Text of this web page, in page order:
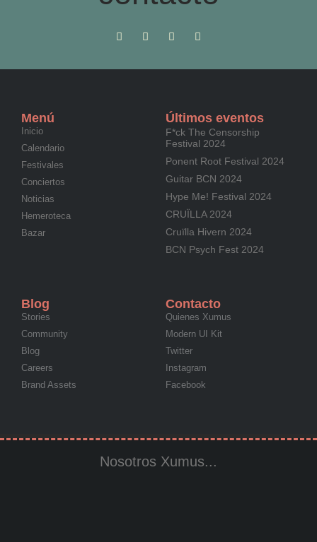
Menú
Inicio
Calendario
Festivales
Conciertos
Noticias
Hemeroteca
Bazar
Últimos eventos
F*ck The Censorship
Festival 2024
Ponent Root Festival 2024
Guitar BCN 2024
Hype Me! Festival 2024
CRUÏLLA 2024
Cruïlla Hivern 2024
BCN Psych Fest 2024
Blog
Stories
Community
Blog
Careers
Brand Assets
Contacto
Quienes Xumus
Modern UI Kit
Twitter
Instagram
Facebook
Nosotros Xumus...